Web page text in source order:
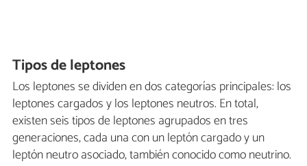
Tipos de leptones
Los leptones se dividen en dos categorías principales: los
leptones cargados y los leptones neutros. En total,
existen seis tipos de leptones agrupados en tres
generaciones, cada una con un leptón cargado y un
leptón neutro asociado, también conocido como neutrino.